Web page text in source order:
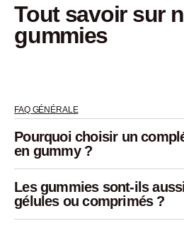
tout savoir sur nos
gummies
FAQ GÉNÉRALE
Pourquoi choisir un
en gummy ?
Les gummies sont-ils
gélules ou comprimés ?